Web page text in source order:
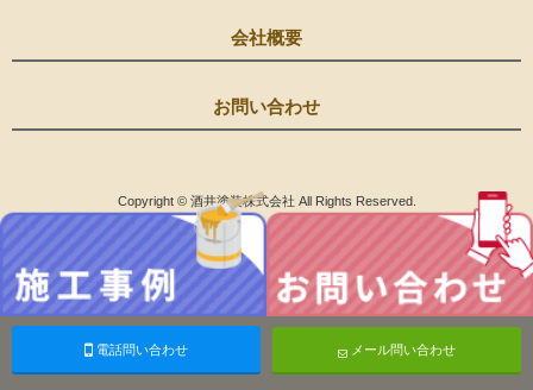
会社概要
お問い合わせ
Copyright © 酒井塗装株式会社 All Rights Reserved.
電話問い合わせ メール問い合わせ